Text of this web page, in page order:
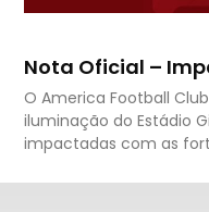
Nota Oficial –
O America Football
iluminação do Estádio
impactadas com as